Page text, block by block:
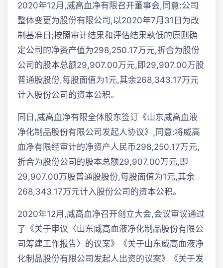
2020年12月,威高血净有限召开董事会,同意:公司
整体变更为股份有限公司,以2020年7月31日为改
制基准日;按照审计结果和评估结果孰低的原则确
定公司的净资产值为298,250.17万元,折合为股份
公司的股本总额29,907.00万元,即29,907.00万股
普通股股份,每股面值为1元,其余268,343.17万元
计入股份公司的资本公积。
同日,威高血净有限全体股东签订《山东威高血液
净化制品股份有限公司发起人协议》,同意:将威高
血净有限经审计的净资产人民币298,250.17万元,
折合为股份公司的股本总额29,907.00万元,即
29,907.00万股普通股股份,每股面值为1元,其余
268,343.17万元计入股份公司的资本公积。
2020年12月,威高血净召开创立大会,会议审议通过
了《关于审议〈山东威高血液净化制品股份有限公
司筹建工作报告〉的议案》《关于山东威高血液净
化制品股份有限公司发起人出资的议案》《关于发